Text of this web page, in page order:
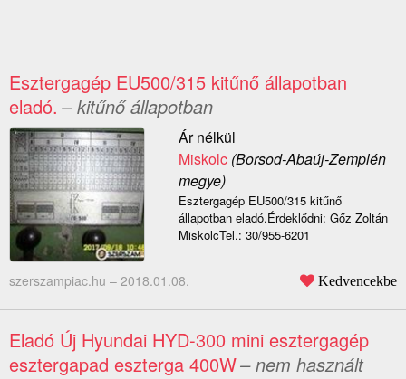
Esztergagép EU500/315 kitűnő állapotban
eladó. – kitűnő állapotban
Ár nélkül
Miskolc(Borsod-Abaúj-Zemplén
megye)
Esztergagép EU500/315 kitűnő
állapotban eladó.Érdeklődni: Gőz Zoltán
MiskolcTel.: 30/955-6201
szerszampiac.hu – 2018.01.08. Kedvencekbe
Eladó Új Hyundai HYD-300 mini esztergagép
esztergapad eszterga 400W– nem használt